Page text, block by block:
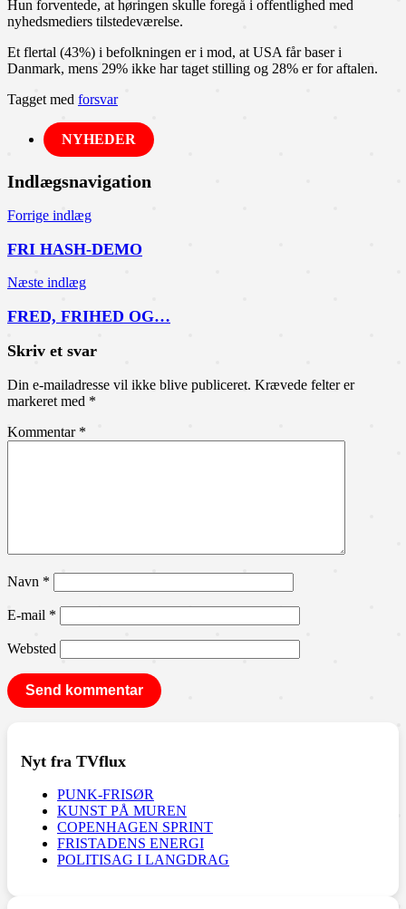
Hun forventede, at høringen skulle foregå i offentlighed med
nyhedsmediers tilstedeværelse.
Et flertal (43%) i befolkningen er i mod, at USA får baser i
Danmark, mens 29% ikke har taget stilling og 28% er for aftalen.
Tagget med forsvar
NYHEDER
Indlægsnavigation
Forrige indlæg
FRI HASH-DEMO
Næste indlæg
FRED, FRIHED OG…
Skriv et svar
Din e-mailadresse vil ikke blive publiceret. Krævede felter er
markeret med *
Kommentar *
Navn *
E-mail *
Websted
Nyt fra TVflux
PUNK-FRISØR
KUNST PÅ MUREN
COPENHAGEN SPRINT
FRISTADENS ENERGI
POLITISAG I LANGDRAG